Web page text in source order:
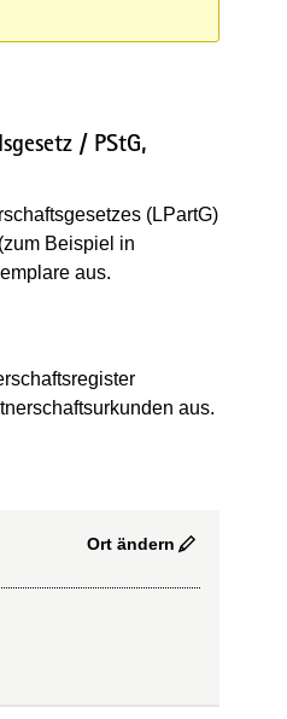
/ PStG,
(LPartG)
Beispiel in
aus.
aus.
Ort ändern